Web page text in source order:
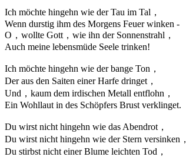
Ich möchte hingehn wie der Tau im Tal，
Wenn durstig ihm des Morgens Feuer winken -
O，wollte Gott，wie ihn der Sonnenstrahl，
Auch meine lebensmüde Seele trinken!
Ich möchte hingehn wie der bange Ton，
Der aus den Saiten einer Harfe dringet，
Und，kaum dem irdischen Metall entflohn，
Ein Wohllaut in des Schöpfers Brust verklinget.
Du wirst nicht hingehn wie das Abendrot，
Du wirst nicht hingehn wie der Stern versinken，
Du stirbst nicht einer Blume leichten Tod，